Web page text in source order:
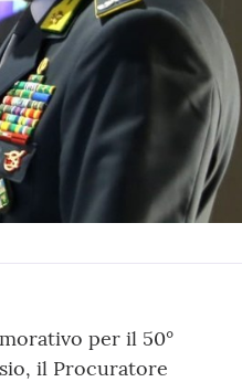
per il 50°
il Procuratore